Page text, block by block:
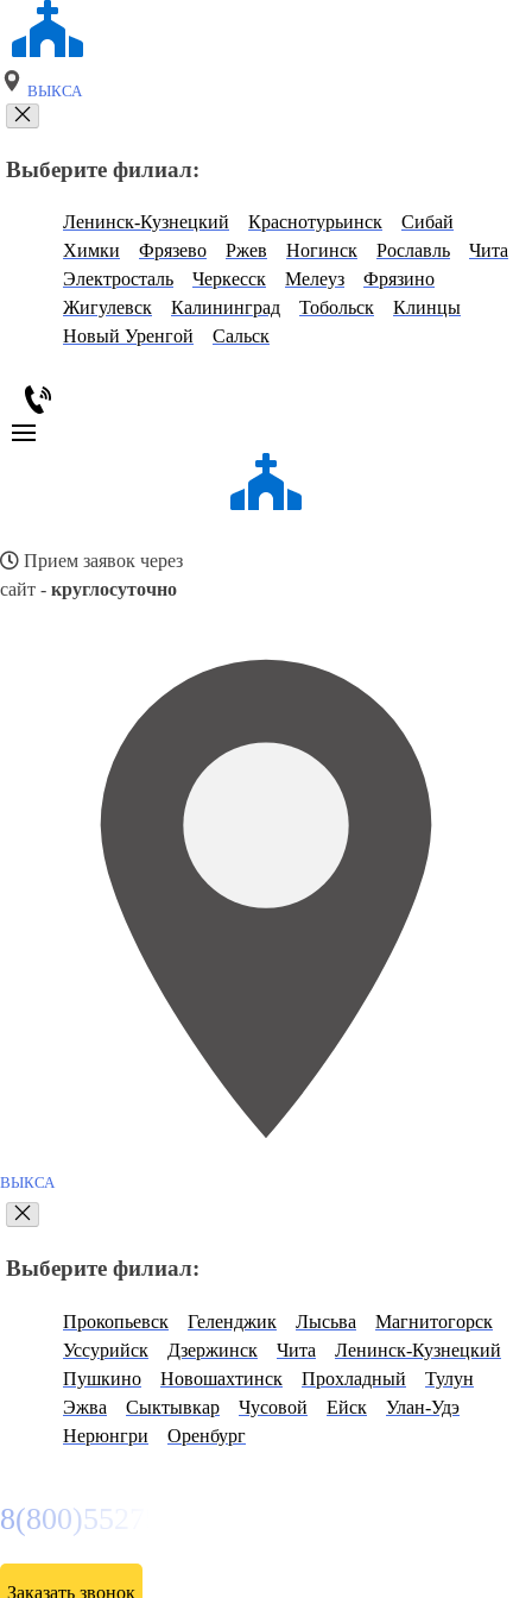
ВЫКСА
Выберите филиал:
Ленинск-Кузнецкий Краснотурьинск
Сибай
Химки
Фрязево Ржев Ногинск Рославль
Чита
Электросталь
Черкесск Мелеуз
Фрязино
Жигулевск
Калининград Тобольск
Клинцы
Новый Уренгой
Сальск
Прием заявок через
сайт - круглосуточно
ВЫКСА
Выберите филиал:
Прокопьевск Геленджик Лысьва
Магнитогорск
Уссурийск
Дзержинск Чита
Ленинск-Кузнецкий
Пушкино
Новошахтинск Прохладный
Тулун
Эжва
Сыктывкар Чусовой Ейск
Улан-Удэ
Нерюнгри
Оренбург
8(800)5527584
Заказать звонок